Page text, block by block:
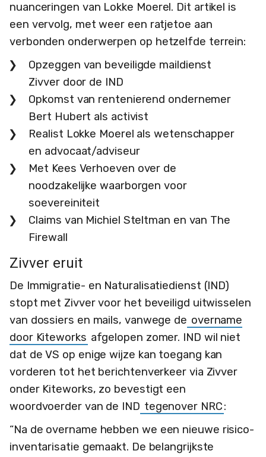
nuanceringen van Lokke Moerel. Dit artikel is
een vervolg, met weer een ratjetoe aan
verbonden onderwerpen op hetzelfde terrein:
Opzeggen van beveiligde maildienst
Zivver door de IND
Opkomst van rentenierend ondernemer
Bert Hubert als activist
Realist Lokke Moerel als wetenschapper
en advocaat/adviseur
Met Kees Verhoeven over de
noodzakelijke waarborgen voor
soevereiniteit
Claims van Michiel Steltman en van The
Firewall
Zivver eruit
De Immigratie- en Naturalisatiedienst (IND)
stopt met Zivver voor het beveiligd uitwisselen
van dossiers en mails, vanwege de overname
door Kiteworks afgelopen zomer. IND wil niet
dat de VS op enige wijze kan toegang kan
vorderen tot het berichtenverkeer via Zivver
onder Kiteworks, zo bevestigt een
woordvoerder van de IND tegenover NRC:
“Na de overname hebben we een nieuwe risico-
inventarisatie gemaakt. De belangrijkste